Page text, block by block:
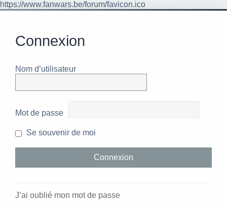
https://www.fanwars.be/forum/favicon.ico
Connexion
Nom d’utilisateur
Mot de passe
Se souvenir de moi
J’ai oublié mon mot de passe